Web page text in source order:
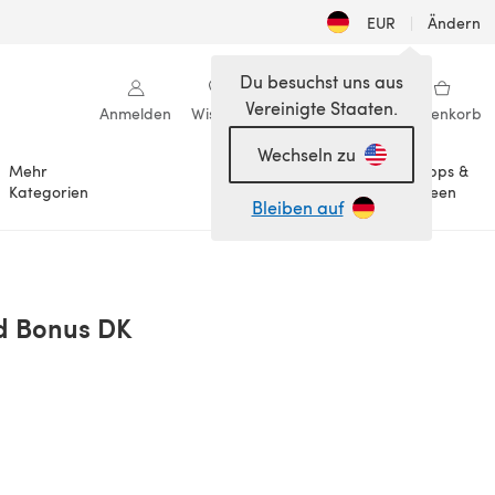
EUR | Ändern
Anmelden Wishlist Meine Bibliothek Warenkorb
Mehr
Kategorien
Anlässe
Tipps &
Ideen
Du besuchst uns aus
Vereinigte Staaten.
Wechseln zu
Bleiben auf
DK